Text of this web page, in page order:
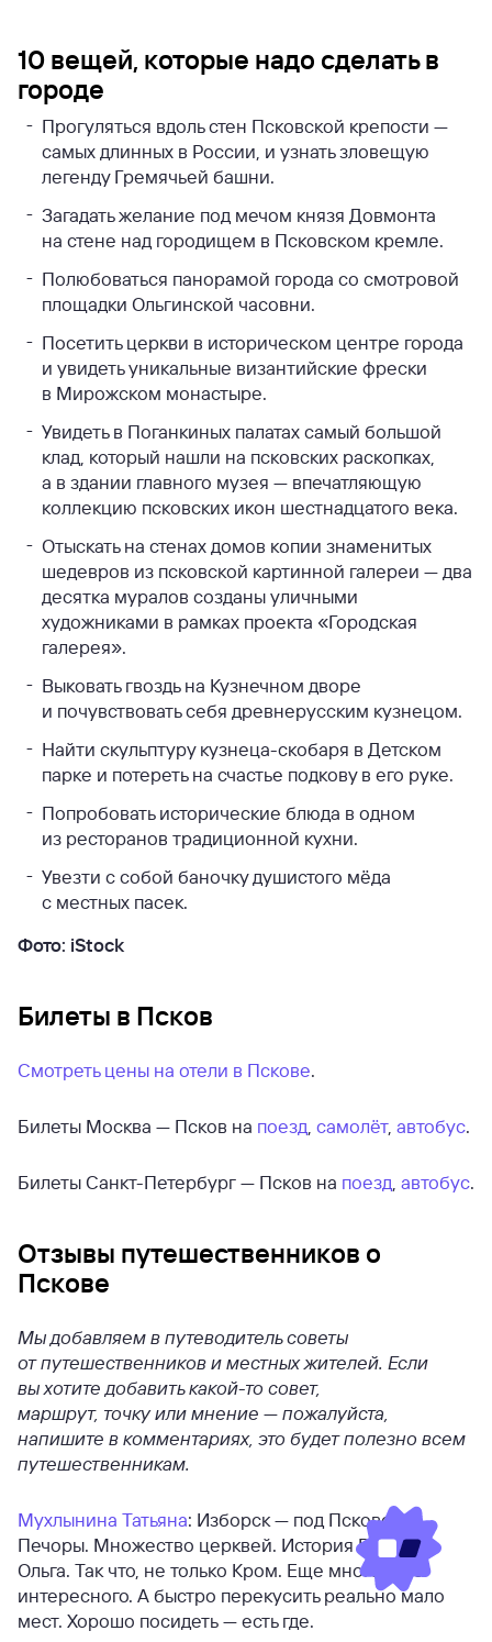
10 вещей, которые надо сделать в
городе
Прогуляться вдоль стен Псковской крепости —
самых длинных в России, и узнать зловещую
легенду Гремячьей башни.
Загадать желание под мечом князя Довмонта
на стене над городищем в Псковском кремле.
Полюбоваться панорамой города со смотровой
площадки Ольгинской часовни.
Посетить церкви в историческом центре города
и увидеть уникальные византийские фрески
в Мирожском монастыре.
Увидеть в Поганкиных палатах самый большой
клад, который нашли на псковских раскопках,
а в здании главного музея — впечатляющую
коллекцию псковских икон шестнадцатого века.
Отыскать на стенах домов копии знаменитых
шедевров из псковской картинной галереи — два
десятка муралов созданы уличными
художниками в рамках проекта «Городская
галерея».
Выковать гвоздь на Кузнечном дворе
и почувствовать себя древнерусским кузнецом.
Найти скульптуру кузнеца-скобаря в Детском
парке и потереть на счастье подкову в его руке.
Попробовать исторические блюда в одном
из ресторанов традиционной кухни.
Увезти с собой баночку душистого мёда
с местных пасек.
Фото: iStock
Билеты в Псков
Смотреть цены на отели в Пскове.
Билеты Москва — Псков на поезд самолёт, автобус.
Билеты Санкт-Петербург — Псков на поезд автобус.
Отзывы путешественников о
Пскове
Мы добавляем в путеводитель советы
от путешественников и местных жителей. Если
вы хотите добавить какой-то совет,
маршрут, точку или мнение — пожалуйста,
напишите в комментариях, это будет полезно всем
путешественникам.
Мухлынина Татьяна: Изборск — под Псковом,
Печоры. Множество церквей. История России —
Ольга. Так что, не только Кром. Еще много чего
интересного. А быстро перекусить реально мало
мест. Хорошо посидеть — есть где.